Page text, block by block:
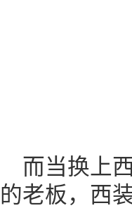
而当换上
的老板，西